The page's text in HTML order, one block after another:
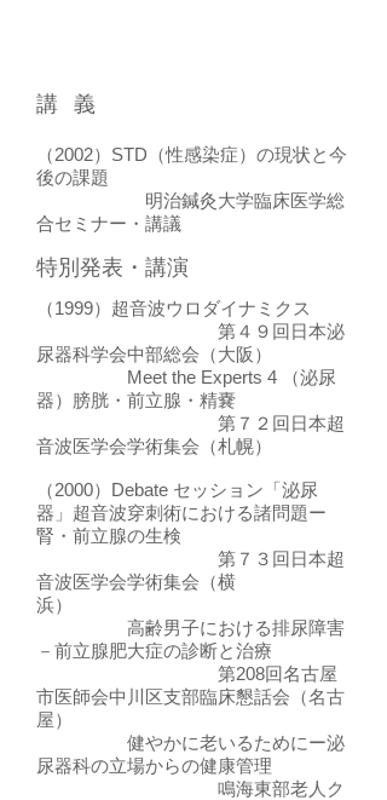
​講義
（2002）STD（性感染症）の現状と今
後の課題
明治鍼灸大学臨床医学総
合セミナー・講議
特別発表・講演
（1999）超音波ウロダイナミクス
第４９回日本泌
尿器科学会中部総会（大阪）
Meet the Experts 4 （泌尿
器）膀胱・前立腺・精嚢
第７２回日本超
音波医学会学術集会（札幌）
（2000）Debate セッション「泌尿
器」超音波穿刺術における諸問題ー
腎・前立腺の生検
第７３回日本超
音波医学会学術集会（横
浜）
高齢男子における排尿障害
－前立腺肥大症の診断と治療
第208回名古屋
市医師会中川区支部臨床懇話会（名古
屋）
健やかに老いるためにー泌
尿器科の立場からの健康管理
鳴海東部老人ク